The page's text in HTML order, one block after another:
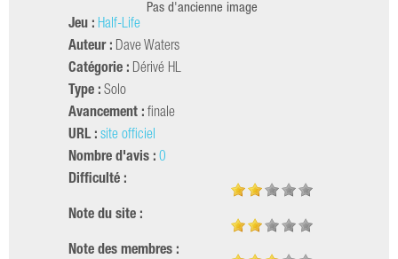
Pas d'ancienne image
Jeu : Half-Life
Auteur : Dave Waters
Catégorie : Dérivé HL
Type : Solo
Avancement : finale
URL : site officiel
Nombre d'avis : 0
Difficulté :
Note du site :
Note des membres :